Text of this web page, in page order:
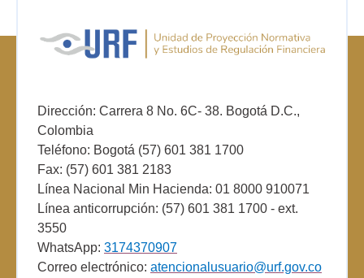
Dirección: Carrera 8 No. 6C- 38. Bogotá D.C.,
Colombia
Teléfono: Bogotá (57) 601 381 1700
Fax: (57) 601 381 2183
Línea Nacional Min Hacienda: 01 8000 910071
Línea anticorrupción: (57) 601 381 1700 - ext.
3550
WhatsApp: 3174370907
Correo electrónico: atencionalusuario@urf.gov.co